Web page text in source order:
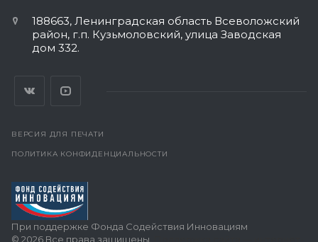
188663, Ленинградская область Всеволожский
район, г.п. Кузьмоловский, улица Заводская
дом 332.
ВЕРСИЯ ДЛЯ ПЕЧАТИ
ПОЛИТИКА КОНФИДЕНЦИАЛЬНОСТИ
При поддержке Фонда Содействия Инновациям
© 2026 Все права защищены.